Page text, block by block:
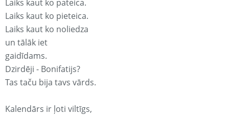
Laiks kaut ko pateica.
Laiks kaut ko pieteica.
Laiks kaut ko noliedza
un tālāk iet
gaidīdams.
Dzirdēji - Bonifatijs?
Tas taču bija tavs vārds.
Kalendārs ir ļoti viltīgs,